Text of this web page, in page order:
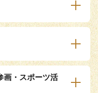
画・スポーツ活